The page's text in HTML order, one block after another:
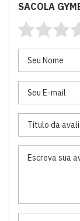
SACOLA